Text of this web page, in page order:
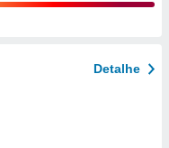
Detalhe